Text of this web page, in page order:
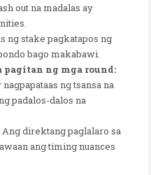
out na madalas ay
ng stake pagkatapos ng
bago makabawi.
ng mga round:
ng tsansa na
padalos-dalos na
Ang direktang paglalaro sa
ang timing nuances